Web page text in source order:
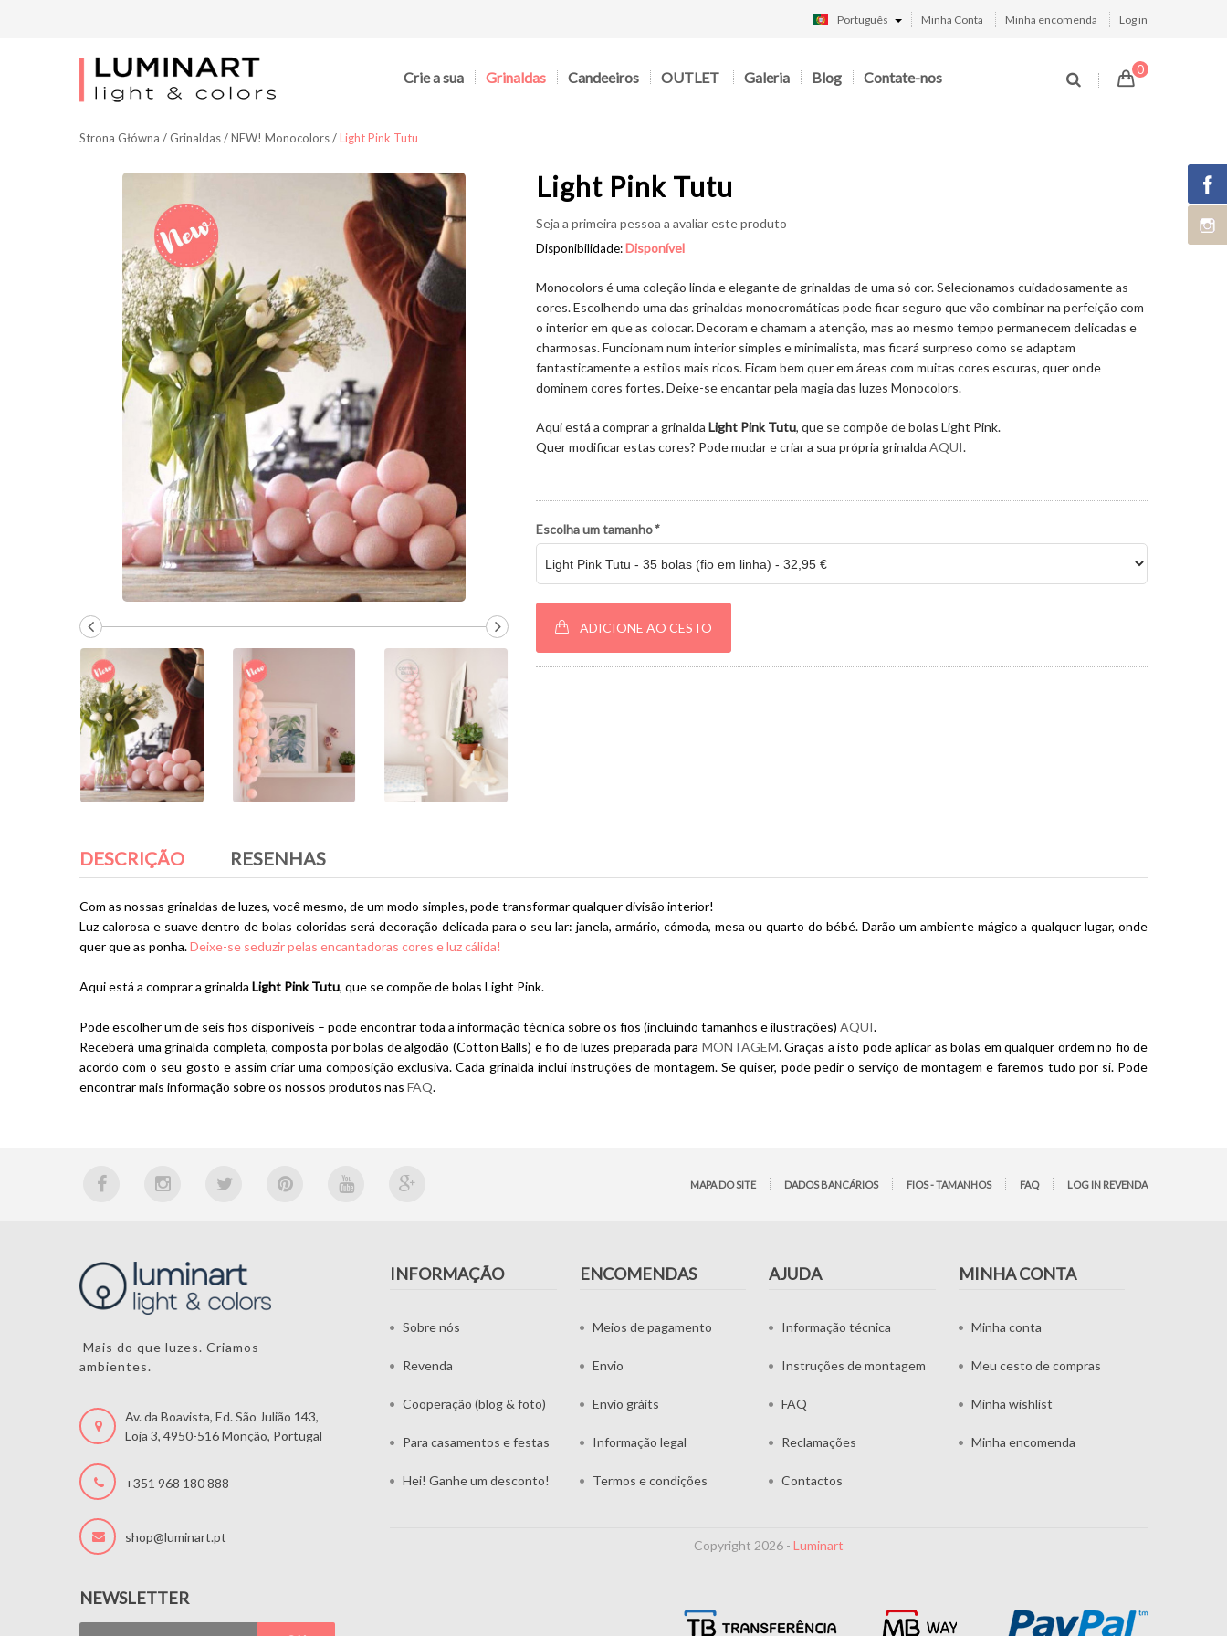
Minha Conta Minha encomenda Log in
Português
0
Crie a sua Grinaldas Candeeiros OUTLET Galeria Blog Contate-nos
Strona Główna / Grinaldas/NEW! Monocolors/Light Pink Tutu
Light Pink Tutu
Seja a primeira pessoa a avaliar este produto
Disponibilidade:Disponível
Monocolors é uma coleção linda e elegante de grinaldas de uma só cor. Selecionamos cuidadosamente as
cores. Escolhendo uma das grinaldas monocromáticas pode ficar seguro que vão combinar na perfeição com
o interior em que as colocar. Decoram e chamam a atenção, mas ao mesmo tempo permanecem delicadas e
charmosas. Funcionam num interior simples e minimalista, mas ficará surpreso como se adaptam
fantasticamente a estilos mais ricos. Ficam bem quer em áreas com muitas cores escuras, quer onde
dominem cores fortes. Deixe-se encantar pela magia das luzes Monocolors.
Aqui está a comprar a grinalda Light Pink Tutu, que se compõe de bolas Light Pink.
Quer modificar estas cores? Pode mudar e criar a sua própria grinalda AQUI.
Escolha um tamanho*
ADICIONE AO CESTO
DESCRIÇÃO RESENHAS
Com as nossas grinaldas de luzes, você mesmo, de um modo simples, pode transformar qualquer divisão interior!
Luz calorosa e suave dentro de bolas coloridas será decoração delicada para o seu lar: janela, armário, cómoda, mesa ou quarto do bébé. Darão um ambiente mágico a qualquer lugar, onde
quer que as ponha.Deixe-se seduzir pelas encantadoras cores e luz cálida!
Aqui está a comprar a grinalda Light Pink Tutu, que se compõe de bolas Light Pink.
Pode escolher um de seis fios disponíveis – pode encontrar toda a informação técnica sobre os fios (incluindo tamanhos e ilustrações) AQUI.
Receberá uma grinalda completa, composta por bolas de algodão (Cotton Balls) e fio de luzes preparada para MONTAGEM. Graças a isto pode aplicar as bolas em qualquer ordem no fio de
acordo com o seu gosto e assim criar uma composição exclusiva. Cada grinalda inclui instruções de montagem. Se quiser, pode pedir o serviço de montagem e faremos tudo por si. Pode
encontrar mais informação sobre os nossos produtos nas FAQ.
MAPA DO SITE DADOS BANCÁRIOS FIOS - TAMANHOS FAQ LOG IN REVENDA
Mais do que luzes. Criamos
ambientes.
Av. da Boavista, Ed. São Julião 143,
Loja 3, 4950-516 Monção, Portugal
+351 968 180 888
shop@luminart.pt
NEWSLETTER
INFORMAÇÃO
Sobre nós
Revenda
Cooperação (blog & foto)
Para casamentos e festas
Hei! Ganhe um desconto!
ENCOMENDAS
Meios de pagamento
Envio
Envio gráits
Informação legal
Termos e condições
AJUDA
Informação técnica
Instruções de montagem
FAQ
Reclamações
Contactos
MINHA CONTA
Minha conta
Meu cesto de compras
Minha wishlist
Minha encomenda
Copyright 2026 - Luminart